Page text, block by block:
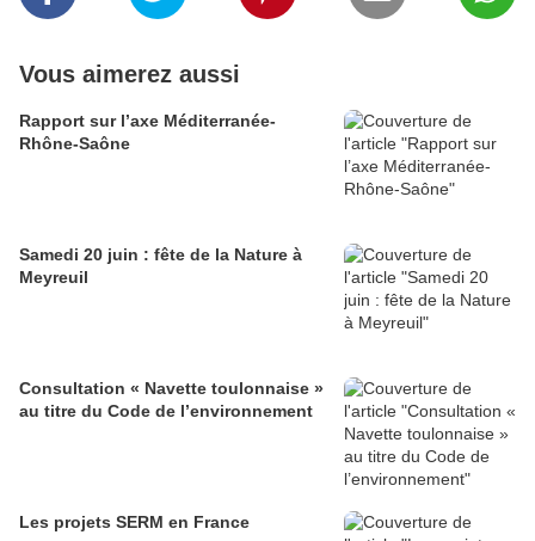
Vous aimerez aussi
Rapport sur l’axe Méditerranée-
Rhône-Saône
Samedi 20 juin : fête de la Nature à
Meyreuil
Consultation « Navette toulonnaise »
au titre du Code de l’environnement
Les projets SERM en France